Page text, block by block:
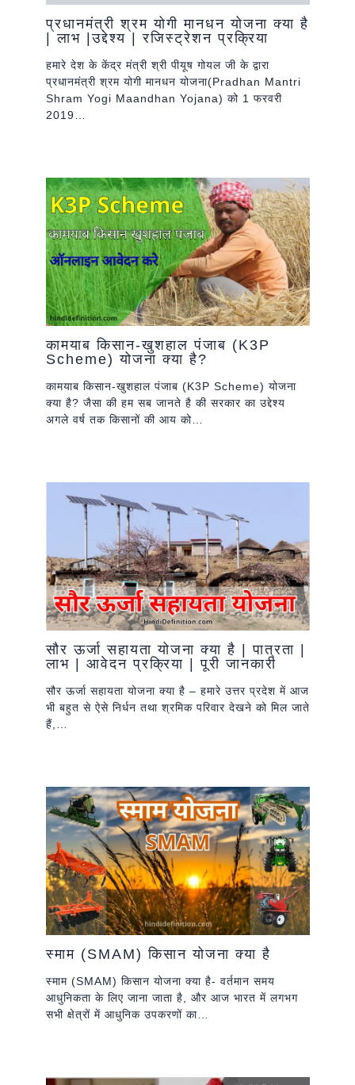
प्रधानमंत्री श्रम योगी मानधन योजना क्या है
| लाभ |उद्देश्य | रजिस्ट्रेशन प्रक्रिया
हमारे देश के केंद्र मंत्री श्री पीयूष गोयल जी के द्वारा
प्रधानमंत्री श्रम योगी मानधन योजना(Pradhan Mantri
Shram Yogi Maandhan Yojana) को 1 फरवरी
2019…
कामयाब किसान-खुशहाल पंजाब (K3P
Scheme) योजना क्या है?
कामयाब किसान-खुशहाल पंजाब (K3P Scheme) योजना
क्या है? जैसा की हम सब जानते है की सरकार का उद्देश्‍य
अगले वर्ष तक किसानों की आय को…
सौर ऊर्जा सहायता योजना क्या है | पात्रता |
लाभ | आवेदन प्रक्रिया | पूरी जानकारी
सौर ऊर्जा सहायता योजना क्या है – हमारे उत्तर प्रदेश में आज
भी बहुत से ऐसे निर्धन तथा श्रमिक परिवार देखने को मिल जाते
हैं,…
स्माम (SMAM) किसान योजना क्या है
स्माम (SMAM) किसान योजना क्या है- वर्तमान समय
आधुनिकता के लिए जाना जाता है, और आज भारत में लगभग
सभी क्षेत्रों में आधुनिक उपकरणों का…